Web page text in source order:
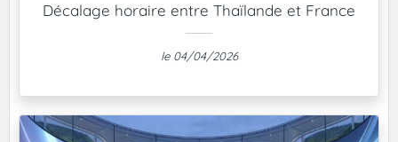
Décalage horaire entre Thaïlande et France
le 04/04/2026